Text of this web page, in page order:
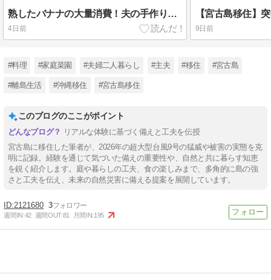
熟したバナナの大量消費！夫の手作りケーキと、やっぱり手放せない「スリム冷凍庫」
4日前 9日前
#料理 #家庭菜園 #夫婦二人暮らし #主夫 #移住 #宮古島
#離島生活 #沖縄移住 #宮古島移住
このブログのここがポイント
リアルな体験に基づく備えと工夫を伝授
宮古島に移住した筆者が、2026年の超大型台風9号の猛威や被害の実態を克
明に記録。経験を通じて気づいた備えの重要性や、自然と共に暮らす知恵
を鋭く紹介します。庭や暮らしの工夫、食の楽しみまで、多角的に島の強
さと工夫を伝え、未来の自然災害に備える提案を展開しています。
2121680 3
週間IN:42 週間OUT:81 月間IN:195